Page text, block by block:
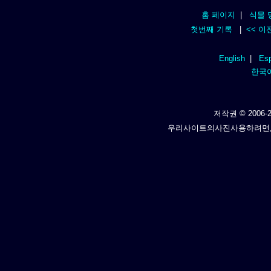
홈 페이지
식물
첫번째 기록
<< 이
English|
한국
저작권 © 2006-
우리사이트의사진사용하려